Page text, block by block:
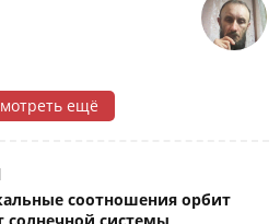
ещё
соотношения орбит